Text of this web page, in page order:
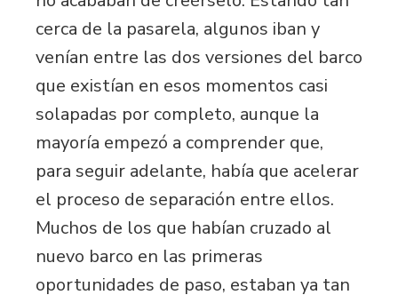
cerca de la pasarela, algunos iban y
venían entre las dos versiones del barco
que existían en esos momentos casi
solapadas por completo, aunque la
mayoría empezó a comprender que,
para seguir adelante, había que acelerar
el proceso de separación entre ellos.
Muchos de los que habían cruzado al
nuevo barco en las primeras
oportunidades de paso, estaban ya tan